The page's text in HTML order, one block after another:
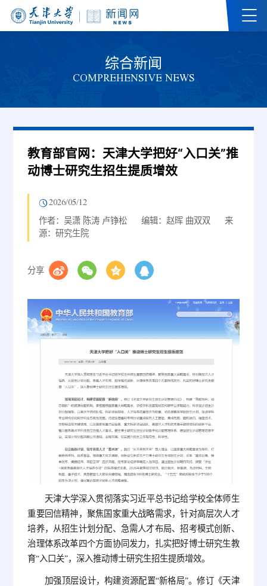
综合新闻
COMPREHENSIVE NEWS
教育部官网：天津大学把好“入口关”推
动博士研究生招生提质增效
2026/05/12
作者：吴潇 陈涛 卢铮松 编辑：赵晖 曲双双
来
源：研究生院
分享
天津大学深入贯彻落实习近平总书记给学校全体师生
重要回信精神，聚焦国家重大战略需求，针对高层次人才
培养，从招生计划分配、急需人才布局、招考模式创新、
治理体系改革四个方面协同发力，扎实把好博士研究生教
育“入口关”，深入推动博士研究生招生提质增效。
加强顶层设计，构建资源配置“新格局”。修订《天津